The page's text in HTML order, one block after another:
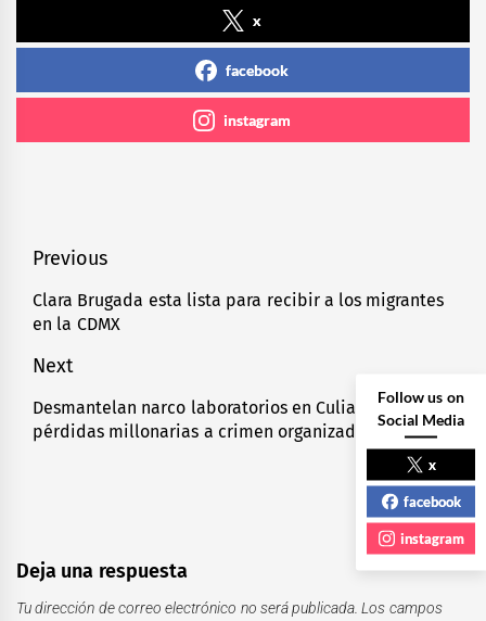
x
facebook
instagram
Navegación
de
entradas
Previous
Previous
post:
Clara Brugada esta lista para recibir a los migrantes
en la CDMX
Next
Next
post:
Desmantelan narco laboratorios en Culiacán;
pérdidas millonarias a crimen organizado
Deja una respuesta
Tu dirección de correo electrónico no será publicada. Los campos
Follow us on
Social Media
x
facebook
instagram